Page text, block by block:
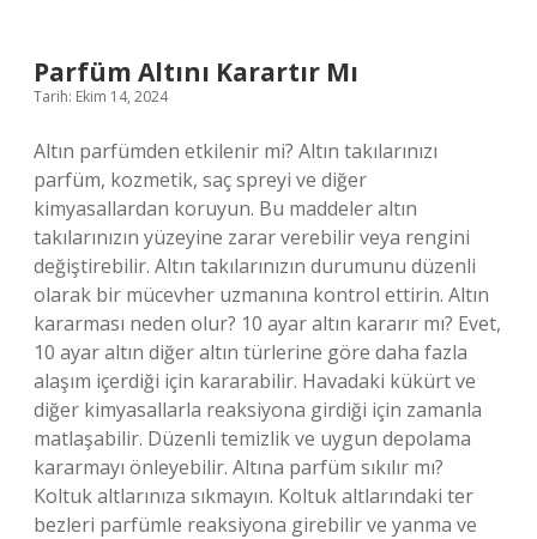
Parfüm Altını Karartır Mı
Tarih: Ekim 14, 2024
Altın parfümden etkilenir mi? Altın takılarınızı
parfüm, kozmetik, saç spreyi ve diğer
kimyasallardan koruyun. Bu maddeler altın
takılarınızın yüzeyine zarar verebilir veya rengini
değiştirebilir. Altın takılarınızın durumunu düzenli
olarak bir mücevher uzmanına kontrol ettirin. Altın
kararması neden olur? 10 ayar altın kararır mı? Evet,
10 ayar altın diğer altın türlerine göre daha fazla
alaşım içerdiği için kararabilir. Havadaki kükürt ve
diğer kimyasallarla reaksiyona girdiği için zamanla
matlaşabilir. Düzenli temizlik ve uygun depolama
kararmayı önleyebilir. Altına parfüm sıkılır mı?
Koltuk altlarınıza sıkmayın. Koltuk altlarındaki ter
bezleri parfümle reaksiyona girebilir ve yanma ve